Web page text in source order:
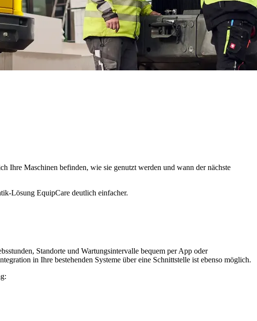
Ihre Maschinen befinden, wie sie genutzt werden und wann der nächste
Lösung EquipCare deutlich einfacher.
Standorte und Wartungsintervalle bequem per App oder
in Ihre bestehenden Systeme über eine Schnittstelle ist ebenso möglich.